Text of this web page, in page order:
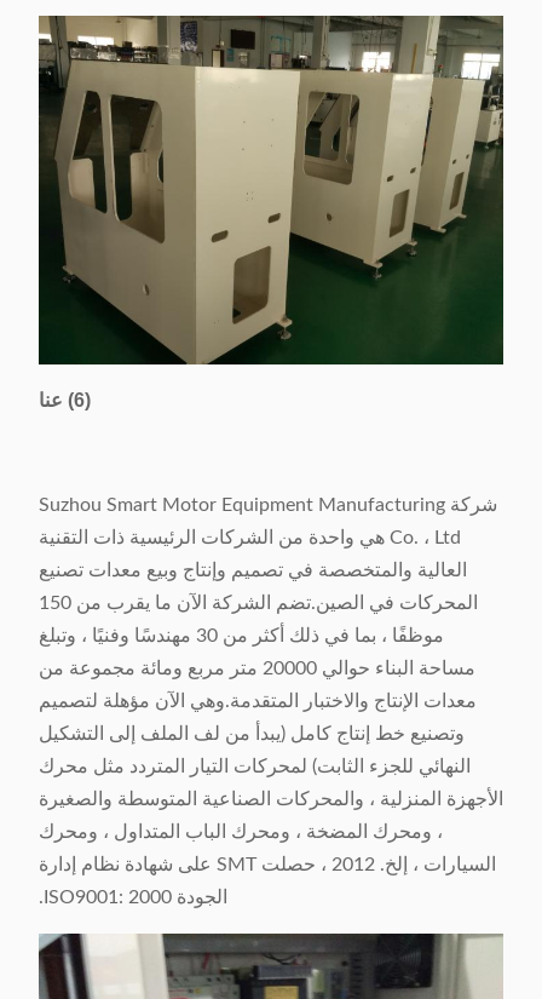
(6) عنا
شركة Suzhou Smart Motor Equipment Manufacturing
Co. ، Ltd هي واحدة من الشركات الرئيسية ذات التقنية
العالية والمتخصصة في تصميم وإنتاج وبيع معدات تصنيع
المحركات في الصين.تضم الشركة الآن ما يقرب من 150
موظفًا ، بما في ذلك أكثر من 30 مهندسًا وفنيًا ، وتبلغ
مساحة البناء حوالي 20000 متر مربع ومائة مجموعة من
معدات الإنتاج والاختبار المتقدمة.وهي الآن مؤهلة لتصميم
وتصنيع خط إنتاج كامل (يبدأ من لف الملف إلى التشكيل
النهائي للجزء الثابت) لمحركات التيار المتردد مثل محرك
الأجهزة المنزلية ، والمحركات الصناعية المتوسطة والصغيرة
، ومحرك المضخة ، ومحرك الباب المتداول ، ومحرك
السيارات ، إلخ. 2012 ، حصلت SMT على شهادة نظام إدارة
الجودة ISO9001: 2000.